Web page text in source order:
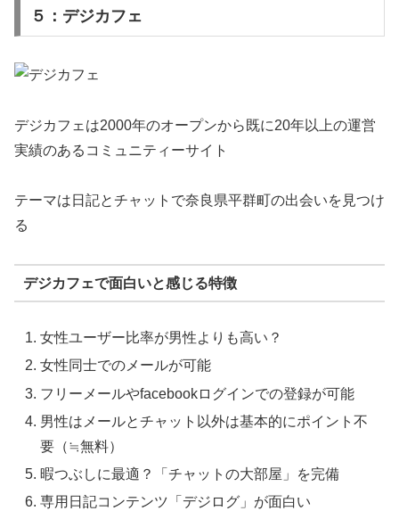
５：デジカフェ
デジカフェは2000年のオープンから既に20年以上の運営
実績のあるコミュニティーサイト
テーマは日記とチャットで奈良県平群町の出会いを見つけ
る
デジカフェで面白いと感じる特徴
女性ユーザー比率が男性よりも高い？
女性同士でのメールが可能
フリーメールやfacebookログインでの登録が可能
男性はメールとチャット以外は基本的にポイント不
要（≒無料）
暇つぶしに最適？「チャットの大部屋」を完備
専用日記コンテンツ「デジログ」が面白い